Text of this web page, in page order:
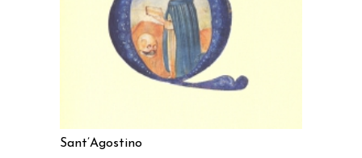
Sant’Agostino